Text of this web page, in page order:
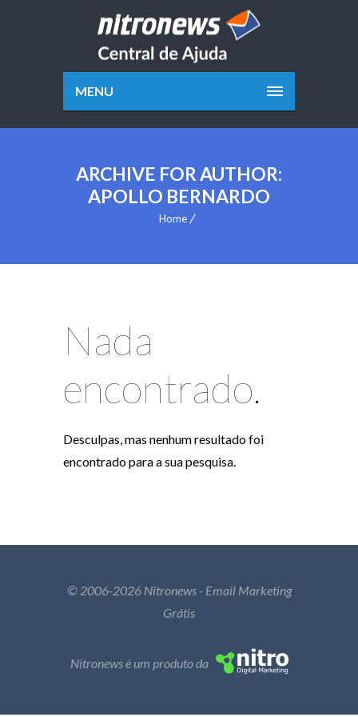
MENU
ARCHIVE FOR AUTHOR:
APOLLO BERNARDO
Home
Nada
encontrado.
Desculpas, mas nenhum resultado foi
encontrado para a sua pesquisa.
© 2006-2026 Nitronews - Email Marketing
Grátis
Nitronews é um produto da